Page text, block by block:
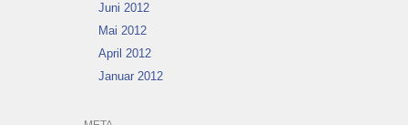
Juni 2012
Mai 2012
April 2012
Januar 2012